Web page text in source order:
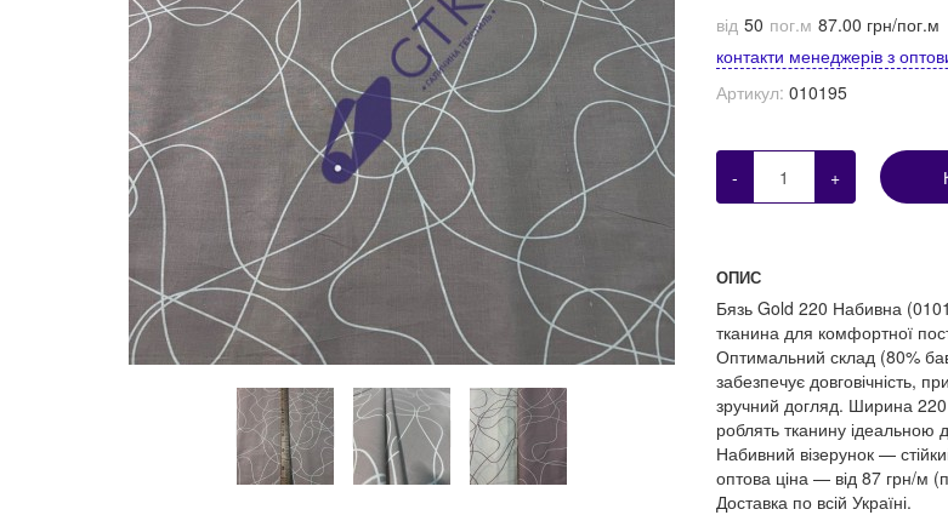
від 50 пог.м 87.00 грн/пог.м
контакти менеджерів з
Артикул: 010195
- +
ОПИС
Бязь Gold 220 Набивна
тканина для комфортної
Оптимальний склад (80%
забезпечує довговічність,
зручний догляд. Ширина 220
роблять тканину ідеальною
Набивний візерунок —
оптова ціна — від 87 грн/м
Доставка по всій Україні.